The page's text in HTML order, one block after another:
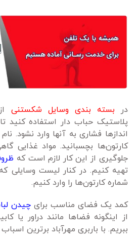
در بسته بندی وسایل شکستنی
پلاستیک حباب دار استفاده کنید
اندازها فشاری به آنها وارد نشود.
کارتون‌ها بچسبانید. مواد غذایی
جلوگیری از این کار لازم است که
تهیه کنیم. در کنار لیست وسایلی
شماره کارتون‌ها را وارد کنیم.
کمد یک فضای مناسب برای چیدن
از اینگونه فضاها مانند دراور یا
ببریم. با باربری مهرآباد برترین